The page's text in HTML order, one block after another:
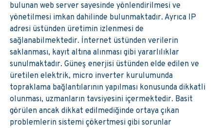
bulunan web server sayesinde yönlendirilmesi ve
yönetilmesi imkan dahilinde bulunmaktadır. Ayrıca IP
adresi üstünden üretimin izlenmesi de
sağlanabilmektedir. İnternet üstünden verilerin
saklanması, kayıt altına alınması gibi yararlılıklar
sunulmaktadır. Güneş enerjisi üstünden elde edilen ve
üretilen elektrik, micro inverter kurulumunda
topraklama bağlantılarının yapılması konusunda dikkatli
olunması, uzmanların tavsiyesini içermektedir. Basit
görülen ancak dikkat edilmediğinde ortaya çıkan
problemlerin sistemi çökertmesi gibi sorunlar